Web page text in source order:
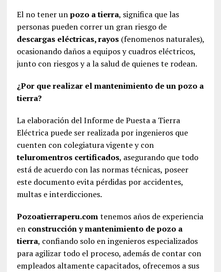
El no tener unpozo a tierra, significa que las
personas pueden correr un gran riesgo de
descargas eléctricas, rayos(fenomenos naturales),
ocasionando daños a equipos y cuadros eléctricos,
junto con riesgos y a la salud de quienes te rodean.
¿Por que realizar el mantenimiento de un pozo a
tierra?
La elaboración del Informe de Puesta a Tierra
Eléctrica puede ser realizada por ingenieros que
cuenten con colegiatura vigente y con
teluromentros certificados, asegurando que todo
está de acuerdo con las normas técnicas, poseer
este documento evita pérdidas por accidentes,
multas e interdicciones.
Pozoatierraperu.comtenemos años de experiencia
en construcción y mantenimiento de pozo a
tierra, confiando solo en ingenieros especializados
para agilizar todo el proceso, además de contar con
empleados altamente capacitados, ofrecemos a sus